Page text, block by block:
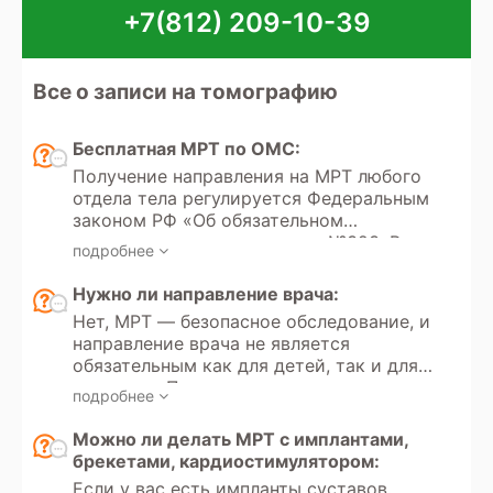
+7(812) 209-10-39
Все о записи на томографию
Бесплатная МРТ по ОМС:
Получение направления на МРТ любого
отдела тела регулируется Федеральным
законом РФ «Об обязательном
медицинском страховании» №323. В
этом законе указаны все медицинские
услуги, покрываемые полисом ОМС,
который выдается каждому гражданину
РФ с рождения или при необходимости.
Кроме того, в России доступно
прохождение МРТ по программам
добровольного медицинского
подробнее
Нужно ли направление врача:
Нет, МРТ — безопасное обследование, и
направление врача не является
обязательным как для детей, так и для
взрослых. Пациент может
самостоятельно принять решение о
прохождении обследования и пройти
его в частной клинике на платной
основе.
подробнее
Можно ли делать МРТ с имплантами,
брекетами, кардиостимулятором: